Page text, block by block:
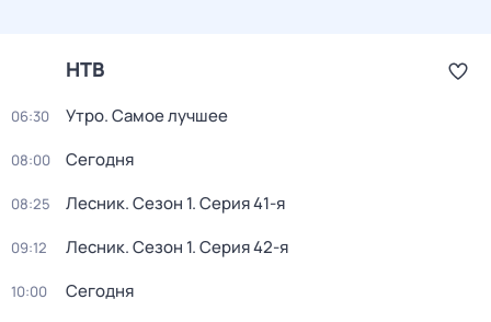
НТВ
06:30 Утро. Самое лучшее
08:00 Сегодня
08:25 Лесник. Сезон 1. Серия 41-я
09:12 Лесник. Сезон 1. Серия 42-я
10:00 Сегодня